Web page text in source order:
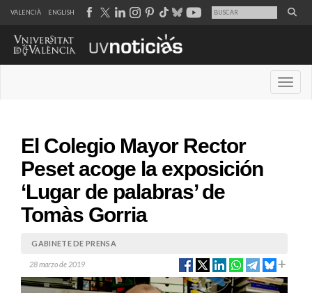
VALENCIÀ ENGLISH
El Colegio Mayor Rector
Peset acoge la exposición
‘Lugar de palabras’ de
Tomàs Gorria
GABINETE DE PRENSA
28 marzo de 2019